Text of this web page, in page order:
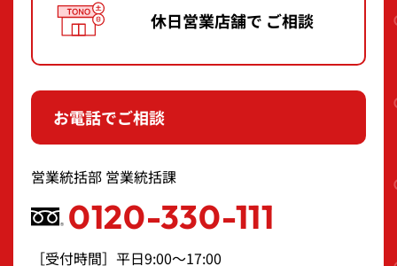
休日営業店舗で ご相談
お電話でご相談
営業統括部 営業統括課
0120-330-111
［受付時間］平日9:00～17:00